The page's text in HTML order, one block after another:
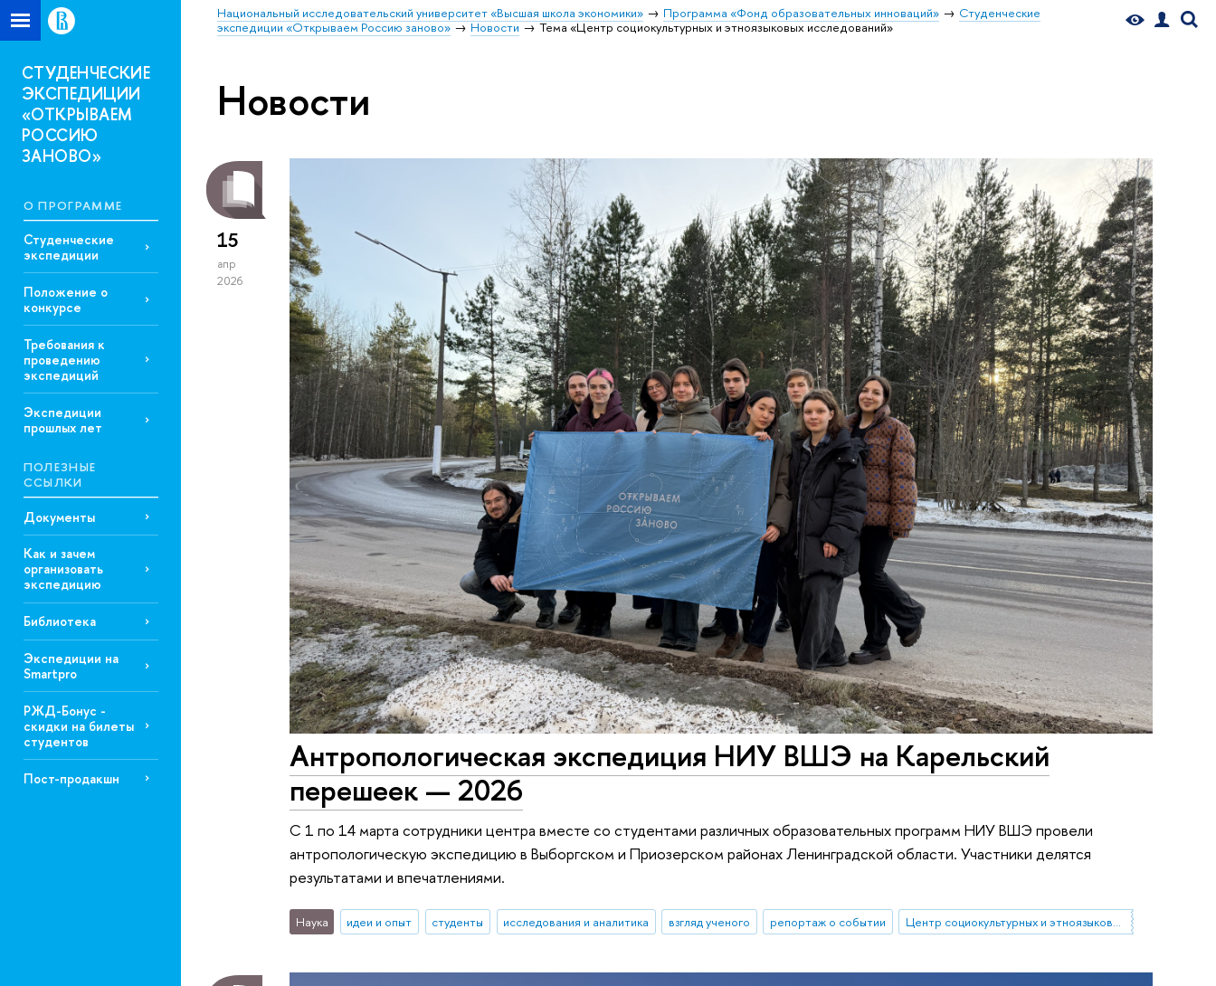
Национальный исследовательский университет «Высшая школа экономики» Программа «Фонд образовательных инноваций»
Студенческие
экспедиции «Открываем Россию заново»
Новости Тема «Центр социокультурных и этноязыковых исследований»
СТУДЕНЧЕСКИЕ
ЭКСПЕДИЦИИ
«ОТКРЫВАЕМ
РОССИЮ
ЗАНОВО»
О ПРОГРАММЕ
Студенческие
экспедиции
Положение о
конкурсе
Требования к
проведению
экспедиций
Экспедиции
прошлых лет
ПОЛЕЗНЫЕ
ССЫЛКИ
Документы
Как и зачем
организовать
экспедицию
Библиотека
Экспедиции на
Smartpro
РЖД-Бонус -
скидки на билеты
студентов
Пост-продакшн
Новости
15
апр
2026
Антропологическая экспедиция НИУ ВШЭ на Карельский
перешеек — 2026
С 1 по 14 марта сотрудники центра вместе со студентами различных образовательных программ НИУ ВШЭ провели
антропологическую экспедицию в Выборгском и Приозерском районах Ленинградской области. Участники делятся
результатами и впечатлениями.
Наука идеи и опыт студенты исследования и аналитика взгляд ученого репортаж о событии Центр социокультурных и этноязыковых исследований